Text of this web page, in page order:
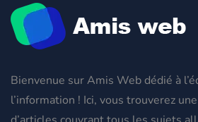
Bienvenue sur Amis Web dédié à
l’information ! Ici, vous trouverez